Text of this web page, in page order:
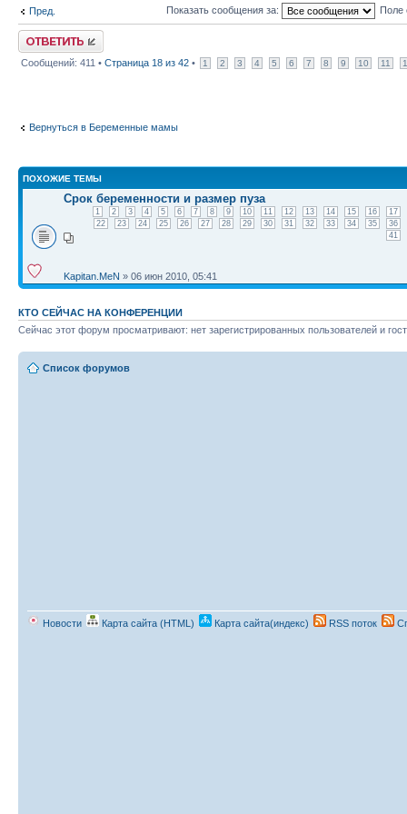
Пред. Показать сообщения за: Поле
Ответить
Сообщений: 411 • Страница 18 из 42 • 1 2 3 4 5 6 7 8 9 10 11
Вернуться в Беременные мамы
ПОХОЖИЕ ТЕМЫ
Срок беременности и размер пуза
1 2 3 4 5 6 7 8 9 10 11 12 13 14 15 16
17
22
23 24 25 26 27 28 29 30 31 32 33 34 35
36
41
Kapitan.MeN » 06 июн 2010, 05:41
КТО СЕЙЧАС НА КОНФЕРЕНЦИИ
Сейчас этот форум просматривают: нет зарегистрированных пользователей и
Список форумов
Новости Карта сайта (HTML) Карта сайта(индекс) RSS поток